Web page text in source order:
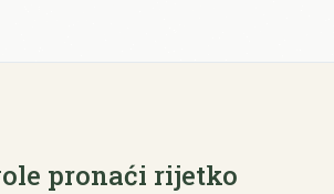
pronaći rijetko